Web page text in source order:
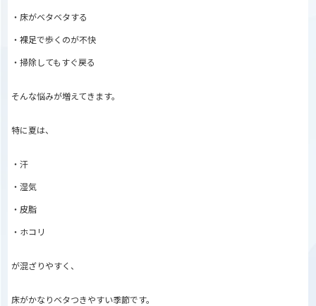
・床がベタベタする
・裸足で歩くのが不快
・掃除してもすぐ戻る
そんな悩みが増えてきます。
特に夏は、
・汗
・湿気
・皮脂
・ホコリ
が混ざりやすく、
床がかなりベタつきやすい季節です。